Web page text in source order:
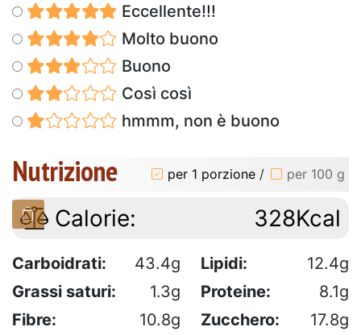
Eccellente!!!
Molto buono
Buono
Così così
hmmm, non è buono
Nutrizione per 1 porzione / per 100 g
Calorie: 328Kcal
Carboidrati: 43.4g Lipidi:
12.4g
Grassi saturi:
1.3g Proteine:
8.1g
Fibre:
10.8g Zucchero:
17.8g